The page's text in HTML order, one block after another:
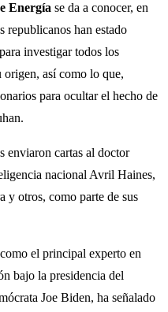
Energía se da a conocer, en
republicanos han estado
investigar todos los
origen, así como lo que,
para ocultar el hecho de
enviaron cartas al doctor
nacional Avril Haines,
y otros, como parte de sus
el principal experto en
bajo la presidencia del
Joe Biden, ha señalado